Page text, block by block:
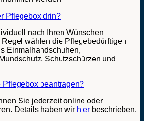
Pflegebox drin?
nach Ihren Wünschen
Regel wählen die Pflegebedürftigen
Einmalhandschuhen,
Schutzschürzen und
Pflegebox beantragen?
Sie jederzeit online oder
Details haben wir hier beschrieben.